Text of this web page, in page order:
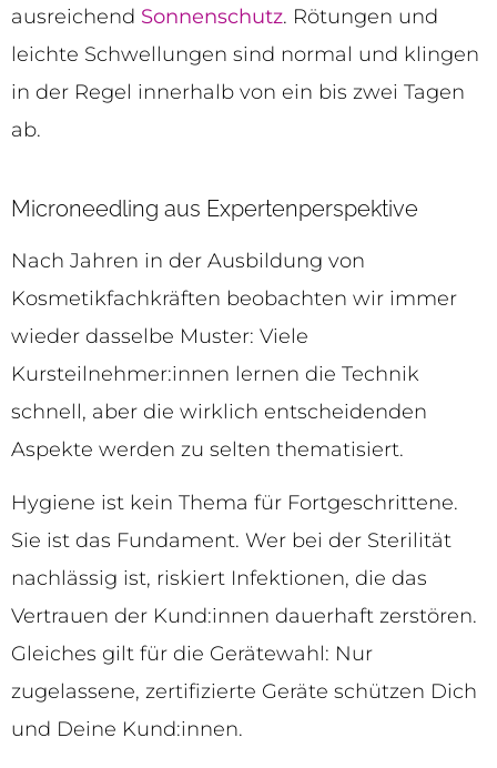
ausreichend Sonnenschutz. Rötungen und
leichte Schwellungen sind normal und klingen
in der Regel innerhalb von ein bis zwei Tagen
ab.
Microneedling aus Expertenperspektive
Nach Jahren in der Ausbildung von
Kosmetikfachkräften beobachten wir immer
wieder dasselbe Muster: Viele
Kursteilnehmer:innen lernen die Technik
schnell, aber die wirklich entscheidenden
Aspekte werden zu selten thematisiert.
Hygiene ist kein Thema für Fortgeschrittene.
Sie ist das Fundament. Wer bei der Sterilität
nachlässig ist, riskiert Infektionen, die das
Vertrauen der Kund:innen dauerhaft zerstören.
Gleiches gilt für die Gerätewahl: Nur
zugelassene, zertifizierte Geräte schützen Dich
und Deine Kund:innen.